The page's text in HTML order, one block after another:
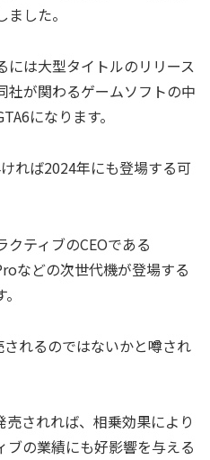
した。
には大型タイトルのリリース
社が関わるゲームソフトの中
になります。
れば2024年にも登場する可
ティブのCEOである
などの次世代機が登場する
れるのではないかと噂され
されれば、相乗効果により
ブの業績にも好影響を与える